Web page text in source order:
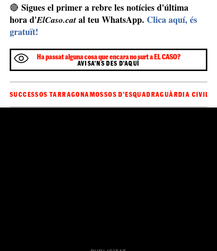
🔴 Sigues el primer a rebre les notícies d'última
hora d'ElCaso.cat al teu WhatsApp. Clica aquí, és
gratuït!
Ha passat alguna cosa que encara no surt a EL CASO?
AVISA'NS DES D'AQUÍ
SUCCESSOS TARRAGONAMOSSOS D'ESQUADRAGUÀRDIA CIVIL